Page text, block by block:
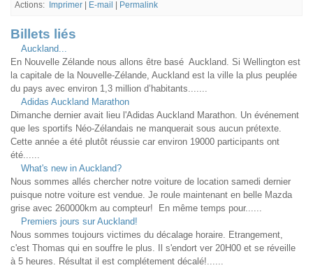
Actions:
Imprimer E-mail Permalink
Billets liés
Auckland...
En Nouvelle Zélande nous allons être basé Auckland. Si Wellington est
la capitale de la Nouvelle-Zélande, Auckland est la ville la plus peuplée
du pays avec environ 1,3 million d’habitants.......
Adidas Auckland Marathon
Dimanche dernier avait lieu l'Adidas Auckland Marathon. Un événement
que les sportifs Néo-Zélandais ne manquerait sous aucun prétexte.
Cette année a été plutôt réussie car environ 19000 participants ont
été......
What's new in Auckland?
Nous sommes allés chercher notre voiture de location samedi dernier
puisque notre voiture est vendue. Je roule maintenant en belle Mazda
grise avec 260000km au compteur! En même temps pour......
Premiers jours sur Auckland!
Nous sommes toujours victimes du décalage horaire. Etrangement,
c'est Thomas qui en souffre le plus. Il s'endort ver 20H00 et se réveille
à 5 heures. Résultat il est complétement décalé!......